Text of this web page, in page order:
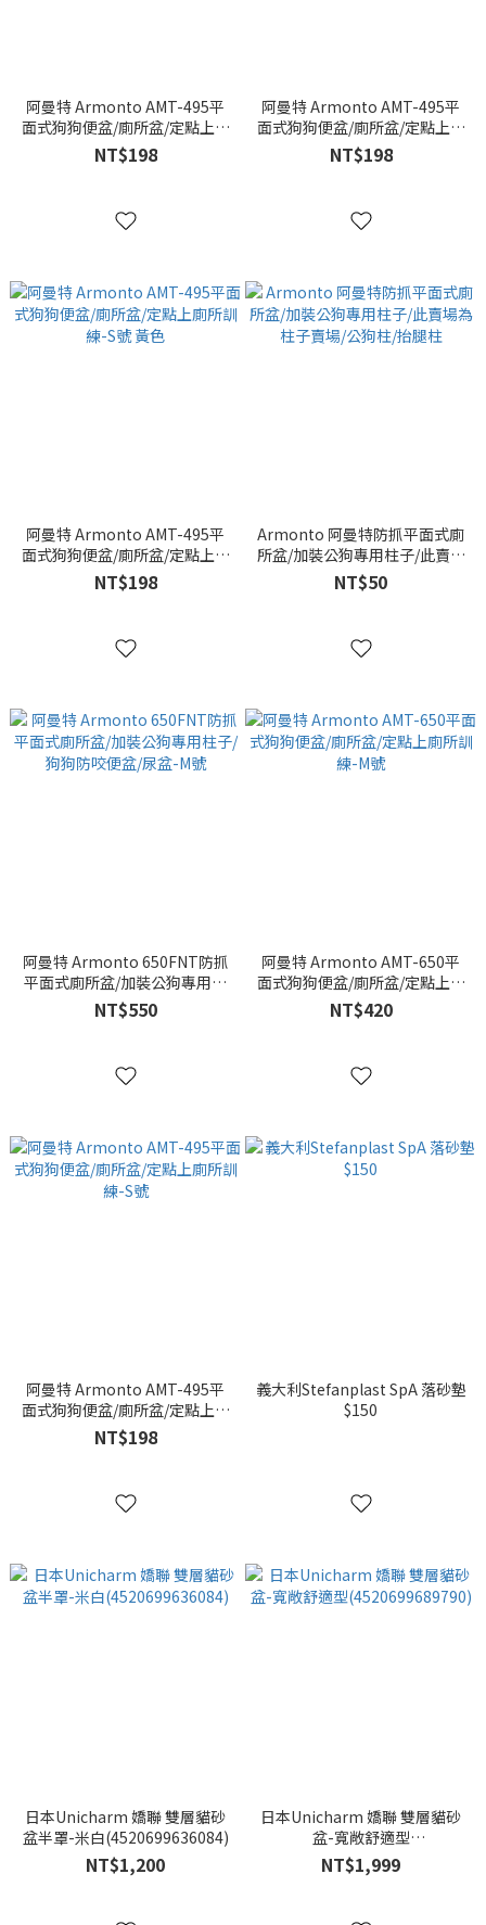
阿曼特 Armonto AMT-495平
面式狗狗便盆/廁所盆/定點上廁
所訓練-S號 綠
NT$198
阿曼特 Armonto AMT-495平
面式狗狗便盆/廁所盆/定點上廁
所訓練-S號 橘色
NT$198
阿曼特 Armonto AMT-495平
面式狗狗便盆/廁所盆/定點上廁
所訓練-S號 黃色
NT$198
Armonto 阿曼特防抓平面式廁
所盆/加裝公狗專用柱子/此賣場
為柱子賣場/公狗柱/抬腿柱
NT$50
阿曼特 Armonto 650FNT防抓
平面式廁所盆/加裝公狗專用柱
子/狗狗防咬便盆/尿盆-M號
NT$550
阿曼特 Armonto AMT-650平
面式狗狗便盆/廁所盆/定點上廁
所訓練-M號
NT$420
阿曼特 Armonto AMT-495平
面式狗狗便盆/廁所盆/定點上廁
所訓練-S號
NT$198
義大利Stefanplast SpA 落砂墊
$150
日本Unicharm 嬌聯 雙層貓砂
盆半罩-米白(4520699636084)
NT$1,200
日本Unicharm 嬌聯 雙層貓砂
盆-寬敞舒適型
(4520699689790)
NT$1,999